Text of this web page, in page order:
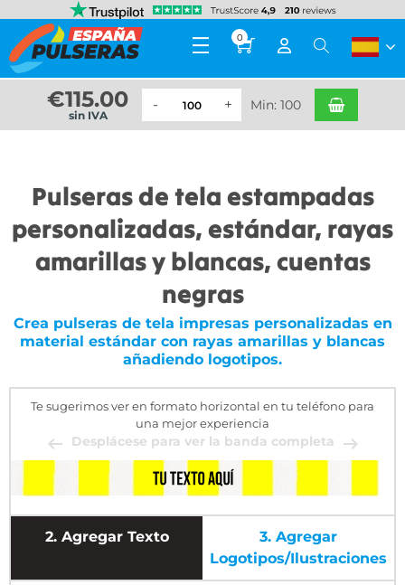
0
€115.00
sin IVA
Min: 100
Pulseras de tela estampadas
personalizadas, estándar, rayas
amarillas y blancas, cuentas
negras
Crea pulseras de tela impresas personalizadas en
material estándar con rayas amarillas y blancas
añadiendo logotipos.
Te sugerimos ver en formato horizontal en tu teléfono para
una mejor experiencia
Desplácese para ver la banda completa
2. Agregar Texto 3. Agregar
Logotipos/ilustraciones